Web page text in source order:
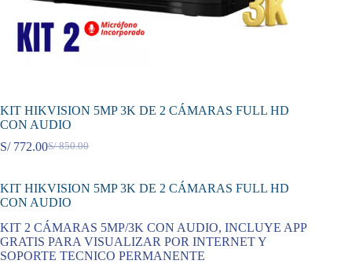
KIT HIKVISION 5MP 3K DE 2 CÁMARAS FULL HD
CON AUDIO
S/850.00
El
era:
S/ 850.00.
S/772.00El
es:
S/ 772.00.
KIT HIKVISION 5MP 3K DE 2 CÁMARAS FULL HD
CON AUDIO
KIT 2 CÁMARAS 5MP/3K CON AUDIO, INCLUYE APP
GRATIS PARA VISUALIZAR POR INTERNET Y
SOPORTE TECNICO PERMANENTE